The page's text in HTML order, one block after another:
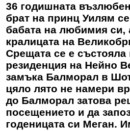
36 годишната
брат на принц Уилям
бабата на любимия си,
кралицата на
Срещата се е състояла
резиденция на Нейно
замъка Балморал в
цяло лято не намери
до Балморал затова
посещението и да
годеницата си Меган.